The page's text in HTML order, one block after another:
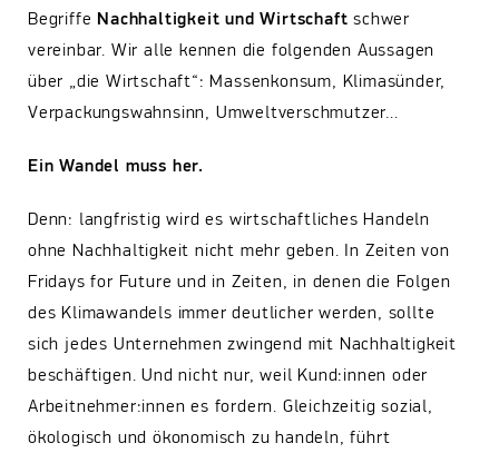
Begriffe Nachhaltigkeit und Wirtschaft schwer
vereinbar. Wir alle kennen die folgenden Aussagen
über „die Wirtschaft“: Massenkonsum, Klimasünder,
Verpackungswahnsinn, Umweltverschmutzer…
Ein Wandel muss her.
Denn: langfristig wird es wirtschaftliches Handeln
ohne Nachhaltigkeit nicht mehr geben. In Zeiten von
Fridays for Future und in Zeiten, in denen die Folgen
des Klimawandels immer deutlicher werden, sollte
sich jedes Unternehmen zwingend mit Nachhaltigkeit
beschäftigen. Und nicht nur, weil Kund:innen oder
Arbeitnehmer:innen es fordern. Gleichzeitig sozial,
ökologisch und ökonomisch zu handeln, führt